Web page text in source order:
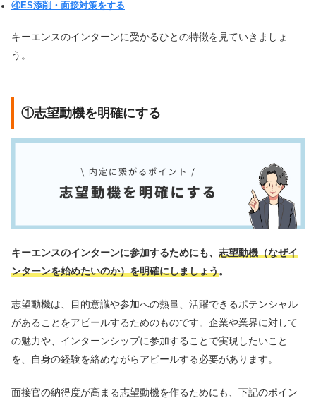
④ES添削・面接対策をする
キーエンスのインターンに受かるひとの特徴を見ていきましょ
う。
①志望動機を明確にする
キーエンスのインターンに参加するためにも、 志望動機（なぜイ
ンターンを始めたいのか）を明確にしましょう。
志望動機は、目的意識や参加への熱量、活躍できるポテンシャル
があることをアピールするためのものです。企業や業界に対して
の魅力や、インターンシップに参加することで実現したいこと
を、自身の経験を絡めながらアピールする必要があります。
面接官の納得度が高まる志望動機を作るためにも、下記のポイン